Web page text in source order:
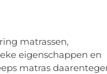
matrassen,
eigenschappen en
matras